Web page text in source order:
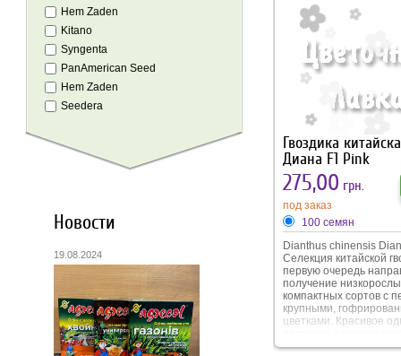
Hem Zaden
Kitano
Syngenta
PanAmerican Seed
Hem Zaden
Seedera
Новости
19.08.2024
Гвоздика
Диана F1 Pink
275,00 грн.
под заказ
100 семян
Dianthus chinensis
Селекция китайской
первую очередь
получение
компактных сортов с
крупными,
цветками. Красивое
цветами. Куст